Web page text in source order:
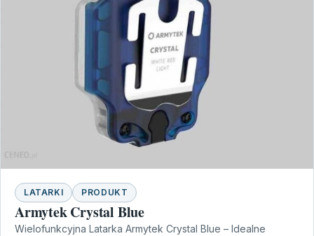
LATARKI PRODUKT
Armytek Crystal Blue
Wielofunkcyjna Latarka Armytek Crystal Blue – Idealne